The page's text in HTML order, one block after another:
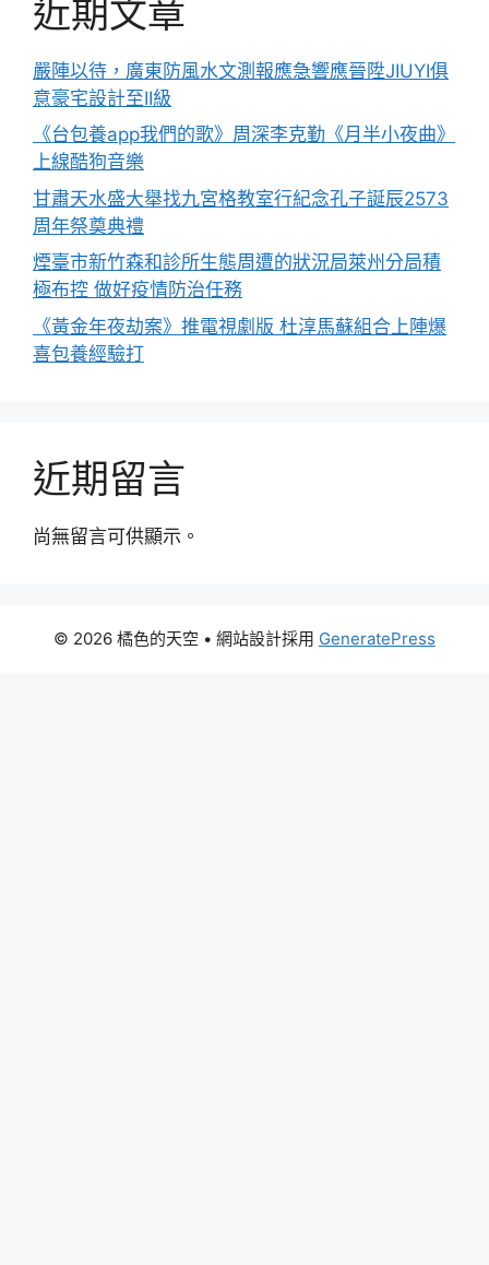
近期文章
嚴陣以待，廣東防風水文測報應急響應晉陞JIUYI俱
意豪宅設計至II級
《台包養app我們的歌》周深李克勤《月半小夜曲》
上線酷狗音樂
甘肅天水盛大舉找九宮格教室行紀念孔子誕辰2573
周年祭奠典禮
煙臺市新竹森和診所生態周遭的狀況局萊州分局積
極布控 做好疫情防治任務
《黃金年夜劫案》推電視劇版 杜淳馬蘇組合上陣爆
喜包養經驗打
近期留言
尚無留言可供顯示。
© 2026 橘色的天空 • 網站設計採用 GeneratePress